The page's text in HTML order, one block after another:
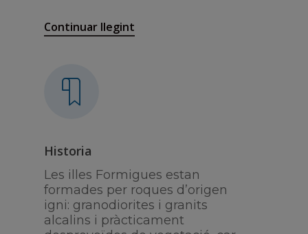
Continuar llegint
Historia
Les illes Formigues estan
formades per roques d’origen
igni: granodiorites i granits
alcalins i pràcticament